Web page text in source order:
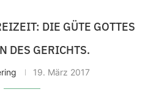
DIE GÜTE GOTTES
DES GERICHTS.
19. März 2017